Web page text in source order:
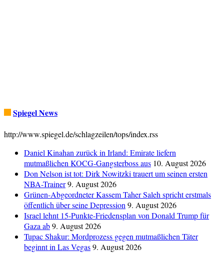
Spiegel News
http://www.spiegel.de/schlagzeilen/tops/index.rss
Daniel Kinahan zurück in Irland: Emirate liefern
mutmaßlichen KOCG-Gangsterboss aus 10. August 2026
Don Nelson ist tot: Dirk Nowitzki trauert um seinen ersten
NBA-Trainer9. August 2026
Grünen-Abgeordneter Kassem Taher Saleh spricht erstmals
öffentlich über seine Depression9. August 2026
Israel lehnt 15-Punkte-Friedensplan von Donald Trump für
Gaza ab9. August 2026
Tupac Shakur: Mordprozess gegen mutmaßlichen Täter
beginnt in Las Vegas9. August 2026